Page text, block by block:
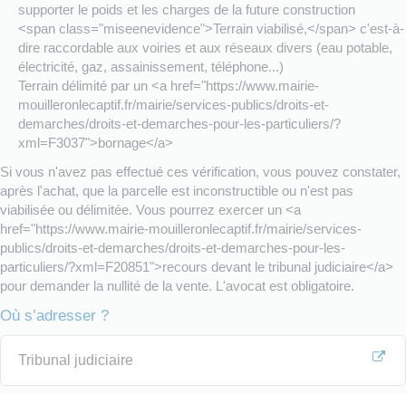
supporter le poids et les charges de la future construction
<span class="miseenevidence">Terrain viabilisé,</span> c'est-à-
dire raccordable aux voiries et aux réseaux divers (eau potable,
électricité, gaz, assainissement, téléphone...)
Terrain délimité par un <a href="https://www.mairie-
mouilleronlecaptif.fr/mairie/services-publics/droits-et-
demarches/droits-et-demarches-pour-les-particuliers/?
xml=F3037">bornage</a>
Si vous n'avez pas effectué ces vérification, vous pouvez constater,
après l'achat, que la parcelle est inconstructible ou n'est pas
viabilisée ou délimitée. Vous pourrez exercer un <a
href="https://www.mairie-mouilleronlecaptif.fr/mairie/services-
publics/droits-et-demarches/droits-et-demarches-pour-les-
particuliers/?xml=F20851">recours devant le tribunal judiciaire</a>
pour demander la nullité de la vente. L'avocat est obligatoire.
Où s’adresser ?
Tribunal judiciaire